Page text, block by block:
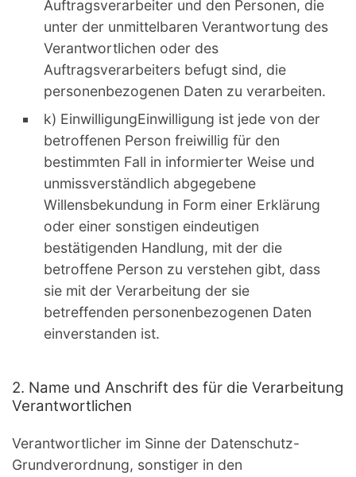
Auftragsverarbeiter und den Personen, die
unter der unmittelbaren Verantwortung des
Verantwortlichen oder des
Auftragsverarbeiters befugt sind, die
personenbezogenen Daten zu verarbeiten.
k) EinwilligungEinwilligung ist jede von der
betroffenen Person freiwillig für den
bestimmten Fall in informierter Weise und
unmissverständlich abgegebene
Willensbekundung in Form einer Erklärung
oder einer sonstigen eindeutigen
bestätigenden Handlung, mit der die
betroffene Person zu verstehen gibt, dass
sie mit der Verarbeitung der sie
betreffenden personenbezogenen Daten
einverstanden ist.
2. Name und Anschrift des für die Verarbeitung
Verantwortlichen
Verantwortlicher im Sinne der Datenschutz-
Grundverordnung, sonstiger in den